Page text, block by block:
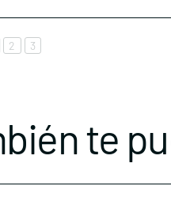
2 3
te